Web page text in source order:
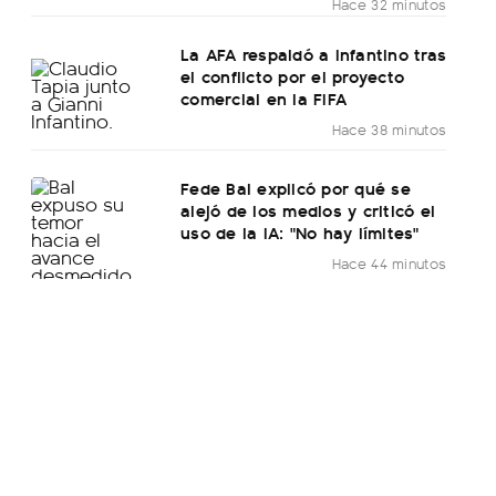
La AFA respaldó a Infantino tras
el conflicto por el proyecto
comercial en la FIFA
Hace 38 minutos
Fede Bal explicó por qué se
alejó de los medios y criticó el
uso de la IA: "No hay límites"
Hace 44 minutos